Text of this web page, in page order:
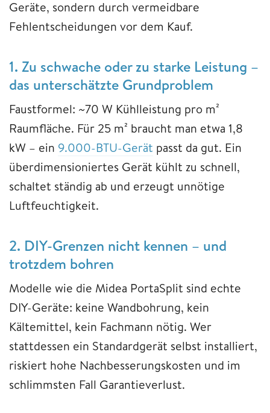
Geräte, sondern durch vermeidbare
Fehlentscheidungen vor dem Kauf.
1. Zu schwache oder zu starke Leistung –
das unterschätzte Grundproblem
Faustformel: ~70 W Kühlleistung pro m²
Raumfläche. Für 25 m² braucht man etwa 1,8
kW – ein 9.000-BTU-Gerät passt da gut. Ein
überdimensioniertes Gerät kühlt zu schnell,
schaltet ständig ab und erzeugt unnötige
Luftfeuchtigkeit.
2. DIY-Grenzen nicht kennen – und
trotzdem bohren
Modelle wie die Midea PortaSplit sind echte
DIY-Geräte: keine Wandbohrung, kein
Kältemittel, kein Fachmann nötig. Wer
stattdessen ein Standardgerät selbst installiert,
riskiert hohe Nachbesserungskosten und im
schlimmsten Fall Garantieverlust.